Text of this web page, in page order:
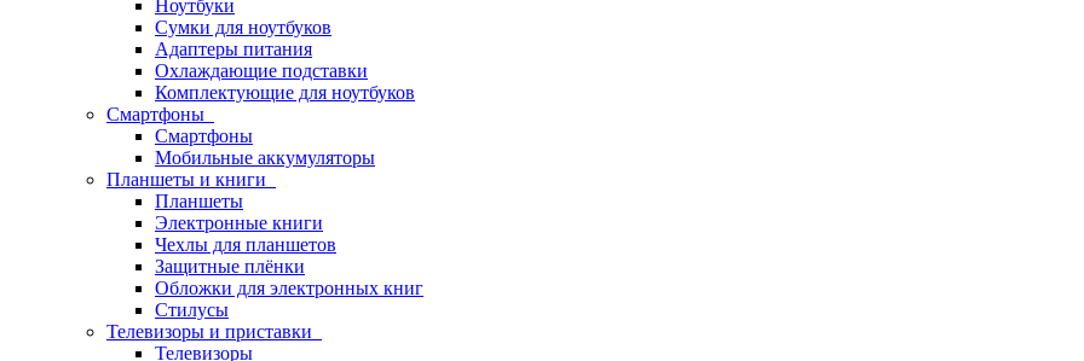
Ноутбуки
Сумки для ноутбуков
Адаптеры питания
Охлаждающие подставки
Комплектующие для ноутбуков
Смартфоны
Смартфоны
Мобильные аккумуляторы
Планшеты и книги
Планшеты
Электронные книги
Чехлы для планшетов
Защитные плёнки
Обложки для электронных книг
Стилусы
Телевизоры и приставки
Телевизоры